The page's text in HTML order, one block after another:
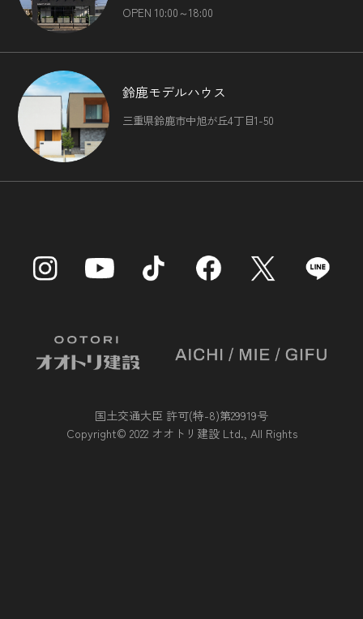
OPEN 10:00～18:00
鈴鹿モデルハウス
三重県鈴鹿市中旭が丘4丁目1-50
国土交通大臣 許可(特-8)第29919号
Copyright© 2022 オオトリ建設 Ltd., All Rights